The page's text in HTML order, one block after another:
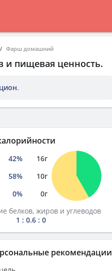
Фарш домашний
и пищевая ценность.
.
42% 16г
58% 10г
0% 0г
белков, жиров и углеводов
1 : 0.6 : 0
рекомендации